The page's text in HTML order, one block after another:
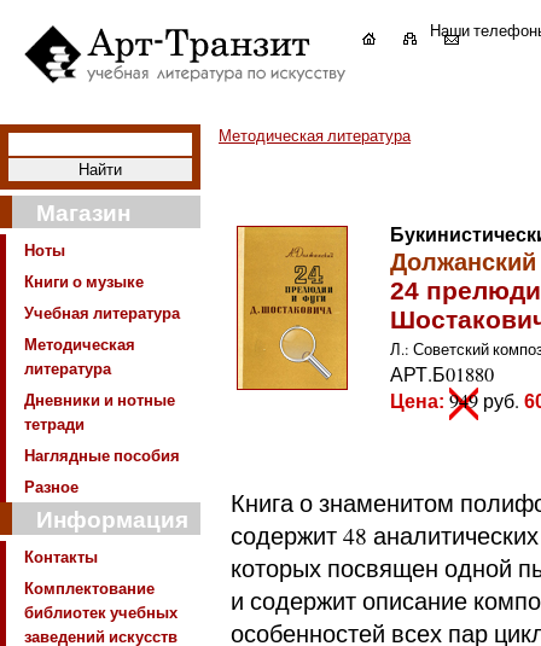
Наши
Магазин
Ноты
Книги о музыке
Учебная литература
Методическая
литература
Дневники и нотные
тетради
Наглядные пособия
Разное
Информация
Контакты
Комплектование
библиотек учебных
заведений искусств
Методическая литература
24
Л.: Советский
АРТ.Б01880
Цена: 949 руб.
Книга о знаменитом
содержит 48
которых посвящен одной
и содержит описание
особенностей всех пар